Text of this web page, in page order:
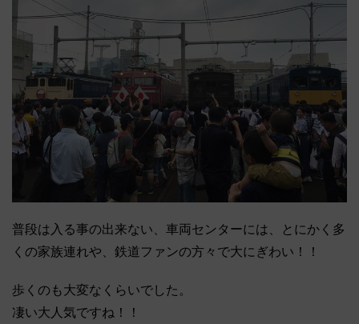
普段は入る事の出来ない、車両センターには、とにかく多
くの家族連れや、鉄道ファンの方々で大にぎわい！！
歩くのも大変なくらいでした。
凄い大人気ですね！！